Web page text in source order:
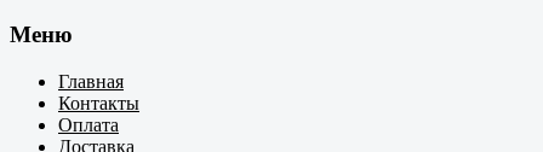
Меню
Главная
Контакты
Оплата
Доставка